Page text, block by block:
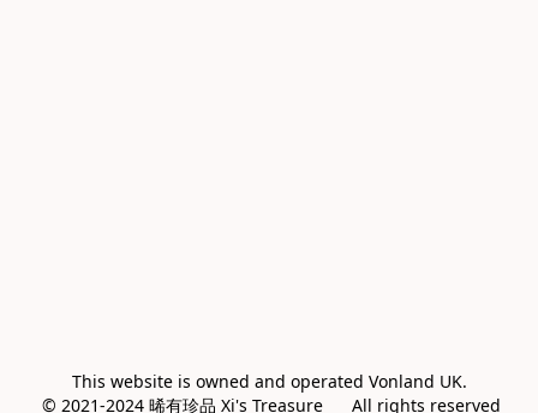
This website is owned and operated Vonland UK.
© 2021-2024 晞有珍品 Xi's Treasure      All rights reserved